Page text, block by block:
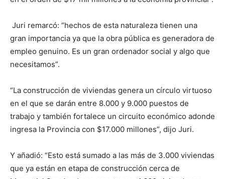
Juri remarcó: “hechos de esta naturaleza tienen una
gran importancia ya que la obra pública es generadora de
empleo genuino. Es un gran ordenador social y algo que
necesitamos”.
“La construcción de viviendas genera un círculo virtuoso
en el que se darán entre 8.000 y 9.000 puestos de
trabajo y también fortalece un circuito económico adonde
ingresa la Provincia con $17.000 millones”, dijo Juri.
Y añadió: “Esto está sumado a las más de 3.000 viviendas
que ya están en etapa de construcción cerca de